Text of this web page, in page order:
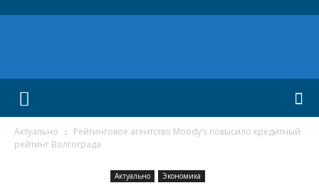
Актуально
Рейтинговое агентство Moody’s повысило кредитный
рейтинг Волгограда
Актуально Экономика